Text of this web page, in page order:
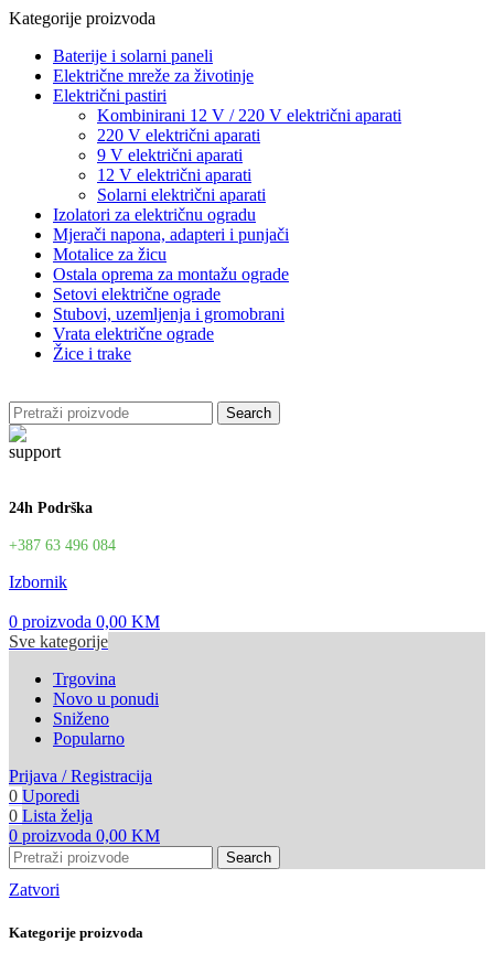
Kategorije proizvoda
Baterije i solarni paneli
Električne mreže za životinje
Električni pastiri
Kombinirani 12 V / 220 V električni aparati
220 V električni aparati
9 V električni aparati
12 V električni aparati
Solarni električni aparati
Izolatori za električnu ogradu
Mjerači napona, adapteri i punjači
Motalice za žicu
Ostala oprema za montažu ograde
Setovi električne ograde
Stubovi, uzemljenja i gromobrani
Vrata električne ograde
Žice i trake
Search
24h Podrška
+387 63 496 084
Izbornik
0 proizvoda 0,00 KM
Sve kategorije
Trgovina
Novo u ponudi
Sniženo
Popularno
Prijava / Registracija
0 Uporedi
0 Lista želja
0 proizvoda 0,00 KM
Search
Zatvori
Kategorije proizvoda